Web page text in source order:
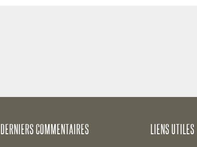
DERNIERS COMMENTAIRES LIENS UTILES